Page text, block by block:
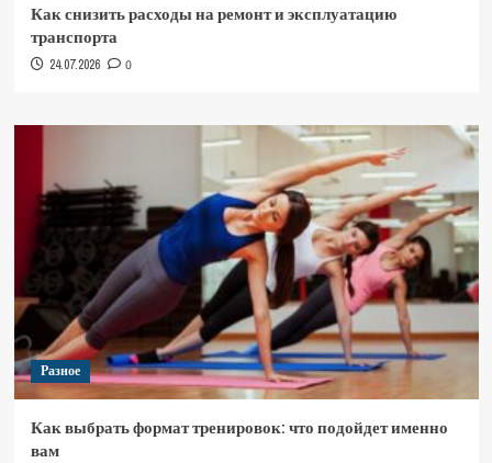
Как снизить расходы на ремонт и эксплуатацию
транспорта
24.07.2026 0
Разное
Как выбрать формат тренировок: что подойдет именно
вам